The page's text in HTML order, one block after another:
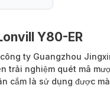
Y80-ER
ty Guangzhou
trải nghiệm quét mã
cắm là sử dụng được